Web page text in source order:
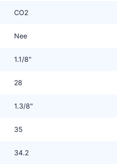
°C)
CO2: 30bar) / HD 55bar
laagste bedrijfskosten
en frequentie voor zoveel
smering door gebruik van een
lage vibraties, - pulsaties en
CO2
Nee
1.1/8"
28
1.3/8"
35
34.2